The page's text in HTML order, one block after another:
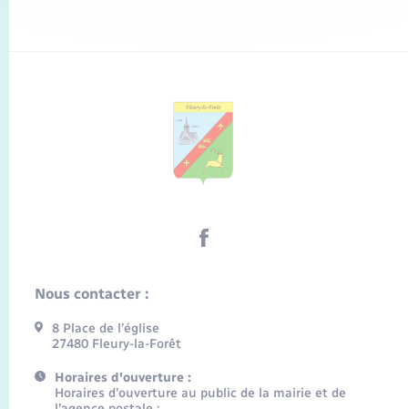
Nous contacter :
8 Place de l’église
27480 Fleury-la-Forêt
Horaires d'ouverture :
Horaires d’ouverture au public de la mairie et de